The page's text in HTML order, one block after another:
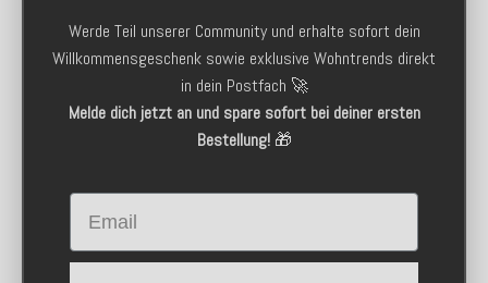
Werde Teil unserer Community und erhalte sofort dein
Willkommensgeschenk sowie exklusive Wohntrends direkt
in dein Postfach 🚀
Melde dich jetzt an und spare sofort bei deiner ersten
Bestellung!🎁
Email